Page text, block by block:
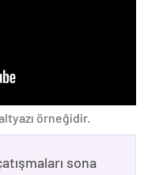
örneğidir.
sona